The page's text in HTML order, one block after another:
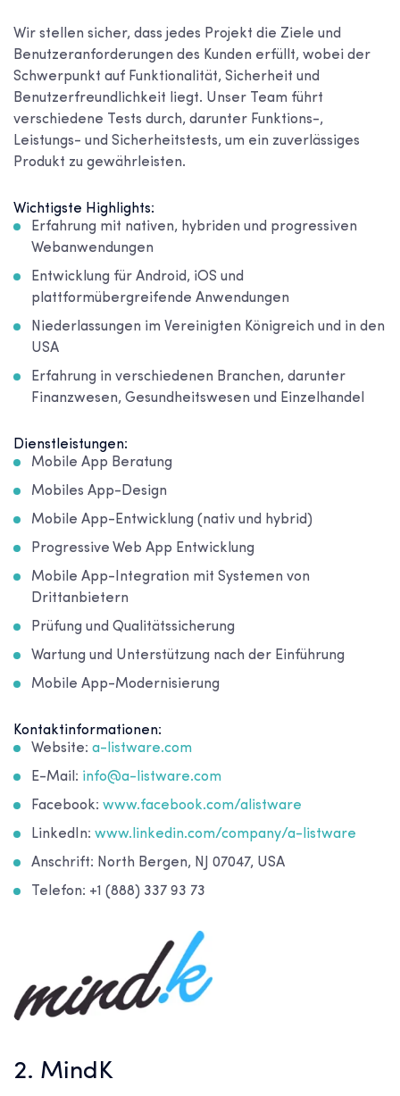
Wir stellen sicher, dass jedes Projekt die Ziele und
Benutzeranforderungen des Kunden erfüllt, wobei der
Schwerpunkt auf Funktionalität, Sicherheit und
Benutzerfreundlichkeit liegt. Unser Team führt
verschiedene Tests durch, darunter Funktions-,
Leistungs- und Sicherheitstests, um ein zuverlässiges
Produkt zu gewährleisten.
Wichtigste Highlights:
Erfahrung mit nativen, hybriden und progressiven
Webanwendungen
Entwicklung für Android, iOS und
plattformübergreifende Anwendungen
Niederlassungen im Vereinigten Königreich und in den
USA
Erfahrung in verschiedenen Branchen, darunter
Finanzwesen, Gesundheitswesen und Einzelhandel
Dienstleistungen:
Mobile App Beratung
Mobiles App-Design
Mobile App-Entwicklung (nativ und hybrid)
Progressive Web App Entwicklung
Mobile App-Integration mit Systemen von
Drittanbietern
Prüfung und Qualitätssicherung
Wartung und Unterstützung nach der Einführung
Mobile App-Modernisierung
Kontaktinformationen:
Website: a-listware.com
E-Mail: info@a-listware.com
Facebook: www.facebook.com/alistware
LinkedIn: www.linkedin.com/company/a-listware
Anschrift: North Bergen, NJ 07047, USA
Telefon: +1 (888) 337 93 73
2. MindK